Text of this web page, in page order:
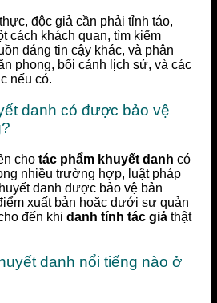
độc giả cần phải tỉnh táo,
cách khách quan, tìm kiếm
đáng tin cậy khác, và phân
phong, bối cảnh lịch sử, và các
nếu có.
danh có được bảo vệ
cho tác phẩm khuyết danh có
nhiều trường hợp, luật pháp
danh được bảo vệ bản
xuất bản hoặc dưới sự quản
đến khi danh tính tác giả thật
danh nổi tiếng nào ở